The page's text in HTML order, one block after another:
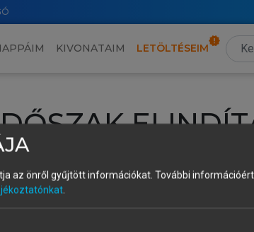
KIVONATAIM LETÖLTÉSEIM
be a saját fiókoddal, iskolai azonosítóddal vagy
1 óra díjmentes hozzáférésrevagy
vagy hozz
után a
az önről gyűjtött információkat. További
.